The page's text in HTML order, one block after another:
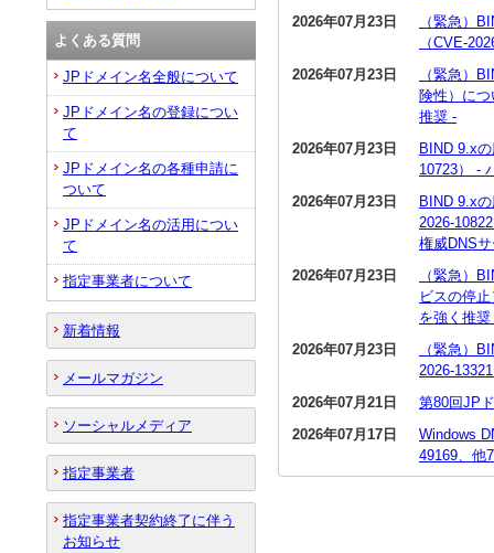
2026年07月23日
（緊急）
（CVE-
2026年07月23日
（緊急）
険性）に
推奨 -
2026年07月23日
BIND 9.x
10723） -
2026年07月23日
BIND 9.x
2026-
権威DNS
2026年07月23日
（緊急）
ビスの停
を強く推奨
2026年07月23日
（緊急）
2026-
2026年07月21日
第80回JP
2026年07月17日
Windows
49169、他
よくある質問
JPドメイン名全般について
JPドメイン名の登録につい
て
JPドメイン名の各種申請に
ついて
JPドメイン名の活用につい
て
指定事業者について
新着情報
メールマガジン
ソーシャルメディア
指定事業者
指定事業者契約終了に伴う
お知らせ